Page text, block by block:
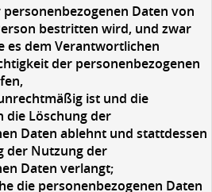
Daten von
bestritten wird, und zwar
es dem Verantwortlichen
der personenbezogenen
ist und die
die Löschung der
Daten ablehnt und stattdessen
der Nutzung der
Daten verlangt;
die personenbezogenen Daten